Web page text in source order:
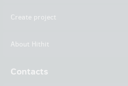
Create project
About Hithit
Contacts